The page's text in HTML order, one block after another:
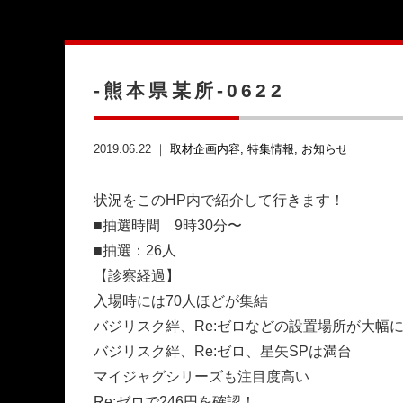
-熊本県某所-0622
2019.06.22 ｜ 取材企画内容 特集情報 お知らせ
状況をこのHP内で紹介して行きます！
■抽選時間 9時30分〜
■抽選：26人
【診察経過】
入場時には70人ほどが集結
バジリスク絆、Re:ゼロなどの設置場所が大幅
バジリスク絆、Re:ゼロ、星矢SPは満台
マイジャグシリーズも注目度高い